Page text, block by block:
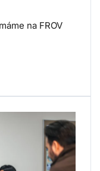
na FROV